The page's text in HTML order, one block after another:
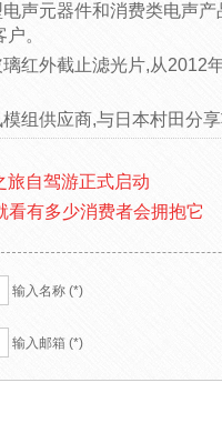
声元器件和消费类电声
。
红外截止滤光片,从2012
组供应商,与日本村田分享
旅自驾游正式启动
看有多少消费者会拥抱它
输入名称 (*)
输入邮箱 (*)